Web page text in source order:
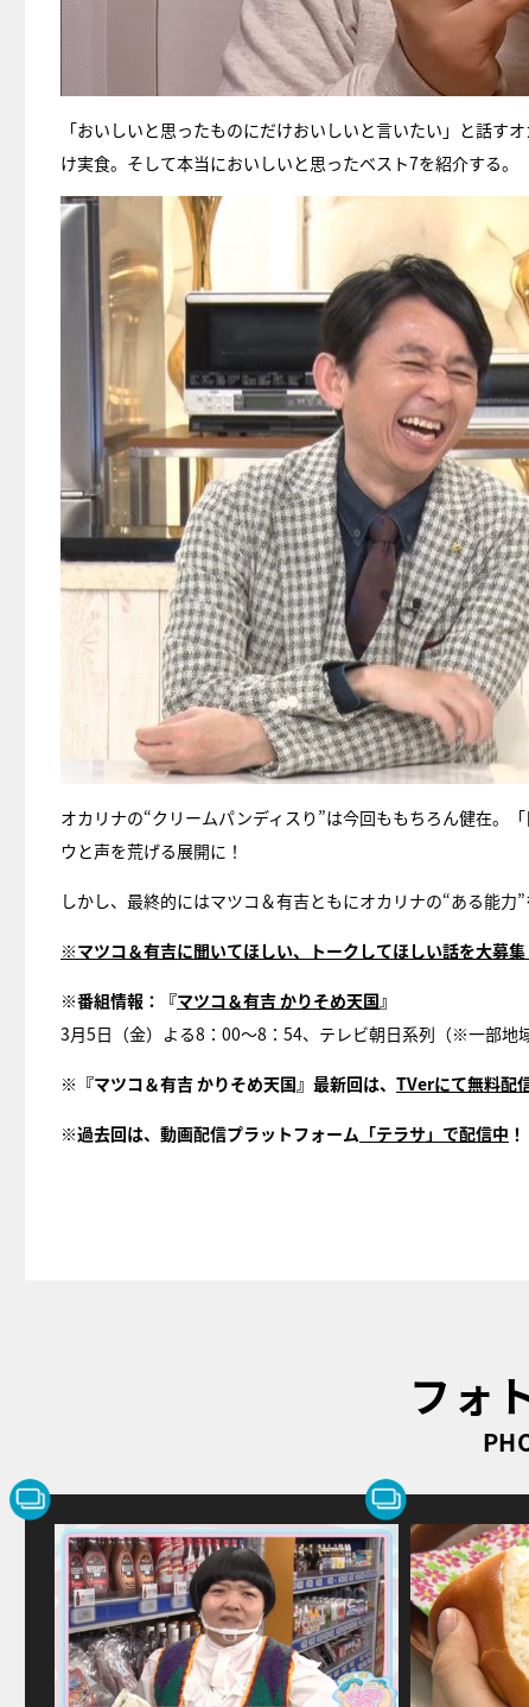
「おいしいと思ったものにだけおいしいと言いたい」と話
け実食。そして本当においしいと思ったベスト7を紹介する。
オカリナの“クリームパンディスり”は今回ももちろん健在。
ウと声を荒げる展開に！
しかし、最終的にはマツコ＆有吉ともにオカリナの“ある能力
※マツコ＆有吉に聞いてほしい、トークしてほしい話を大募集
※番組情報：『マツコ＆有吉 かりそめ天国』
3月5日（金）よる8：00～8：54、テレビ朝日系列（※一部地
※『マツコ＆有吉 かりそめ天国』最新回は、 TVerにて無料配
※過去回は、動画配信プラットフォーム 「テラサ」で配信中 ！
フォ